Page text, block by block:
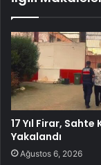
17 Yıl Firar, Sahte
Yakalandı
Ağustos 6, 2026